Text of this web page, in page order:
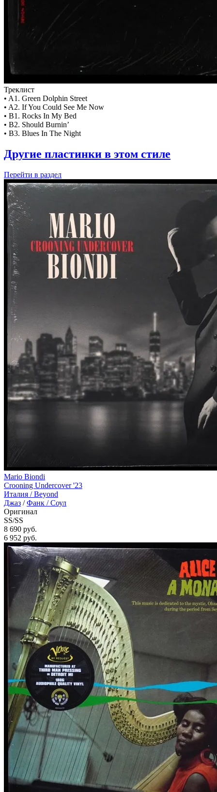
Треклист
• A1. Green Dolphin Street
• A2. If You Could See Me Now
• B1. Rocks In My Bed
• B2. Should Burnin’
• B3. Blues In The Night
Другие пластинки в этом стиле
Перейти в раздел
Mario Biondi
Crooning Undercover '23
Италия /Beyond
Джаз /Фанк / Соул
Оригинал
SS/SS
8 690 руб.
6 952 руб.